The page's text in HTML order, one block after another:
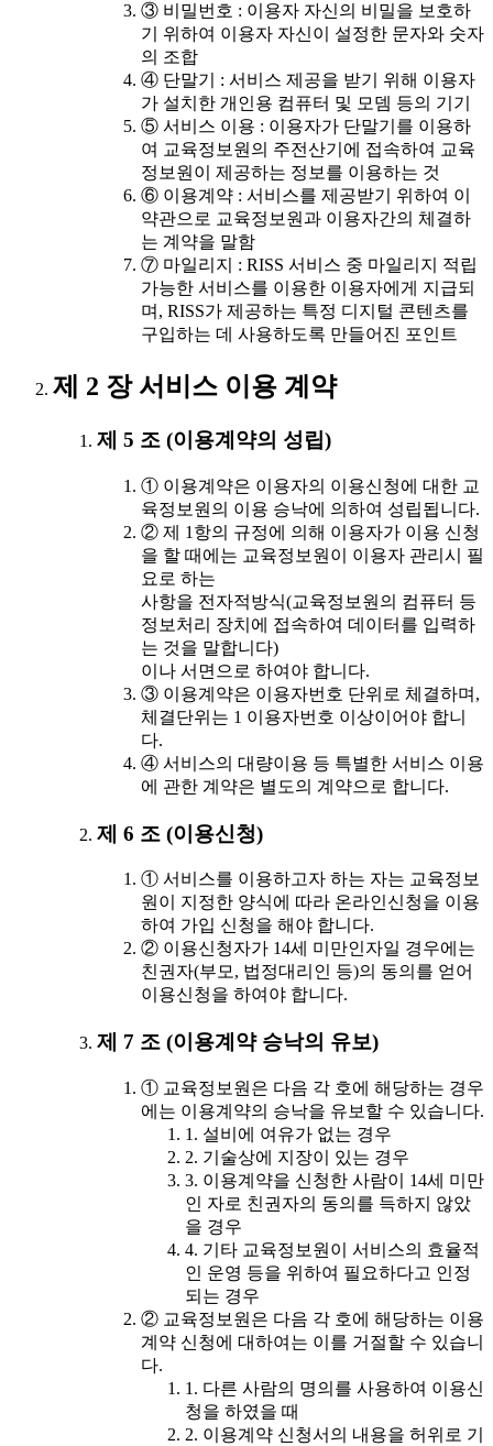
③ 비밀번호 : 이용자 자신의 비밀을 보호하
기 위하여 이용자 자신이 설정한 문자와 숫자
의 조합
④ 단말기 : 서비스 제공을 받기 위해 이용자
가 설치한 개인용 컴퓨터 및 모뎀 등의 기기
⑤ 서비스 이용 : 이용자가 단말기를 이용하
여 교육정보원의 주전산기에 접속하여 교육
정보원이 제공하는 정보를 이용하는 것
⑥ 이용계약 : 서비스를 제공받기 위하여 이
약관으로 교육정보원과 이용자간의 체결하
는 계약을 말함
⑦ 마일리지 : RISS 서비스 중 마일리지 적립
가능한 서비스를 이용한 이용자에게 지급되
며, RISS가 제공하는 특정 디지털 콘텐츠를
구입하는 데 사용하도록 만들어진 포인트
제 2 장 서비스 이용 계약
제 5 조 (이용계약의 성립)
① 이용계약은 이용자의 이용신청에 대한 교
육정보원의 이용 승낙에 의하여 성립됩니다.
② 제 1항의 규정에 의해 이용자가 이용 신청
을 할 때에는 교육정보원이 이용자 관리시 필
요로 하는
사항을 전자적방식(교육정보원의 컴퓨터 등
정보처리 장치에 접속하여 데이터를 입력하
는 것을 말합니다)
이나 서면으로 하여야 합니다.
③ 이용계약은 이용자번호 단위로 체결하며,
체결단위는 1 이용자번호 이상이어야 합니
다.
④ 서비스의 대량이용 등 특별한 서비스 이용
에 관한 계약은 별도의 계약으로 합니다.
제 6 조 (이용신청)
① 서비스를 이용하고자 하는 자는 교육정보
원이 지정한 양식에 따라 온라인신청을 이용
하여 가입 신청을 해야 합니다.
② 이용신청자가 14세 미만인자일 경우에는
친권자(부모, 법정대리인 등)의 동의를 얻어
이용신청을 하여야 합니다.
제 7 조 (이용계약 승낙의 유보)
① 교육정보원은 다음 각 호에 해당하는 경우
에는 이용계약의 승낙을 유보할 수 있습니다.
1. 설비에 여유가 없는 경우
2. 기술상에 지장이 있는 경우
3. 이용계약을 신청한 사람이 14세 미만
인 자로 친권자의 동의를 득하지 않았
을 경우
4. 기타 교육정보원이 서비스의 효율적
인 운영 등을 위하여 필요하다고 인정
되는 경우
② 교육정보원은 다음 각 호에 해당하는 이용
계약 신청에 대하여는 이를 거절할 수 있습니
다.
1. 다른 사람의 명의를 사용하여 이용신
청을 하였을 때
2. 이용계약 신청서의 내용을 허위로 기